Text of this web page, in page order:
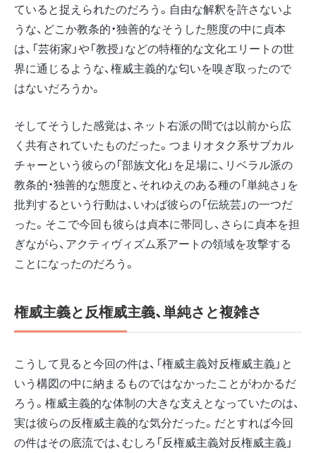
ていると捉えられたのだろう。自由な解釈を許さないよ
うな、どこか教条的・独善的なそうした態度の中に貞本
は、「芸術家」や「教授」などの特権的な文化エリートの世
界に通じるような、権威主義的な匂いを嗅ぎ取ったので
はないだろうか。
そしてそうした感覚は、ネット右派の間では以前から広
く共有されていたものだった。つまりオタク系サブカル
チャーという彼らの「部族文化」を足場に、リベラル派の
教条的・独善的な態度と、それゆえのある種の「単純さ」を
批判するという行動は、いわば彼らの「伝統芸」の一つだ
った。そこで今回も彼らは貞本に帯同し、さらに貞本を担
ぎながら、アクティヴィズム系アートの領域を攻撃する
ことになったのだろう。
権威主義と反権威主義、単純さと複雑さ
こうして見ると今回の件は、「権威主義対反権威主義」と
いう構図の中に納まるものではなかったことがわかるだ
ろう。権威主義的な体制の大きな支えとなっていたのは、
実は彼らの反権威主義的な気分だった。だとすれば今回
の件はその底流では、むしろ「反権威主義対反権威主義」